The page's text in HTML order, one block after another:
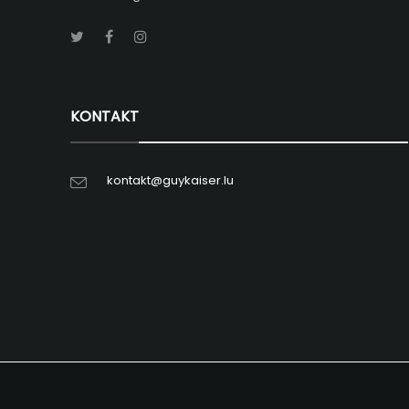
KONTAKT
kontakt@guykaiser.lu